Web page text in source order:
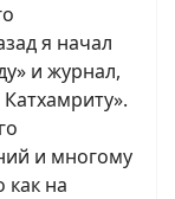
я начал
и журнал,
и многому
как на